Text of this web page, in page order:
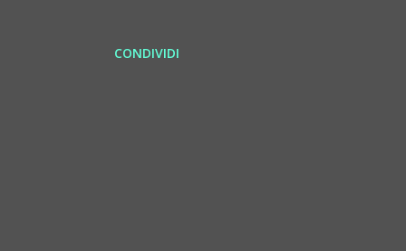
CONDIVIDI